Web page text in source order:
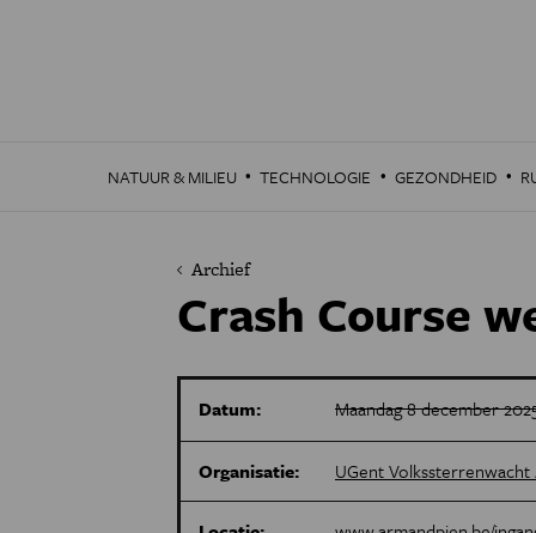
NATUUR & MILIEU · TECHNOLOGIE · GEZONDHEID ·
Archief
Crash Course
Datum: Maandag 8 december
Organisatie: UGent Volkssterrenwacht